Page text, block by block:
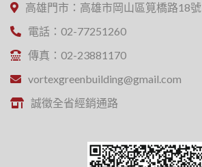
高雄門市：高雄市岡山區筧橋路18號
電話：02-77251260
傳真：02-23881170
vortexgreenbuilding@gmail.com
誠徵全省經銷通路